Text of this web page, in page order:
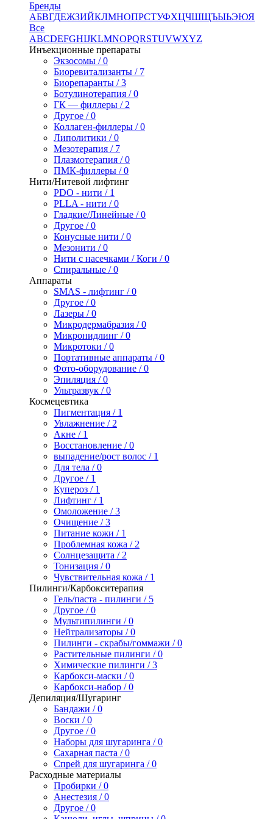
Бренды
АБВГДЕЖЗИЙКЛМНОПРСТУФХЦЧШЩЪЫЬЭЮЯ
Все
ABCDEFGHIJKLMNOPQRSTUVWXYZ
Инъекционные препараты
Экзосомы / 0
Биоревитализанты / 7
Биорепаранты / 3
Ботулинотерапия / 0
ГК — филлеры / 2
Другое / 0
Коллаген-филлеры / 0
Липолитики / 0
Мезотерапия / 7
Плазмотерапия / 0
ПМК-филлеры / 0
Нити/Нитевой лифтинг
PDO - нити / 1
PLLA - нити / 0
Гладкие/Линейные / 0
Другое / 0
Конусные нити / 0
Мезонити / 0
Нити с насечками / Коги / 0
Спиральные / 0
Аппараты
SMAS - лифтинг / 0
Другое / 0
Лазеры / 0
Микродермабразия / 0
Микронидлинг / 0
Микротоки / 0
Портативные аппараты / 0
Фото-оборудование / 0
Эпиляция / 0
Ультразвук / 0
Космецевтика
Пигментация / 1
Увлажнение / 2
Акне / 1
Восстановление / 0
выпадение/рост волос / 1
Для тела / 0
Другое / 1
Купероз / 1
Лифтинг / 1
Омоложение / 3
Очищение / 3
Питание кожи / 1
Проблемная кожа / 2
Солнцезащита / 2
Тонизация / 0
Чувствительная кожа / 1
Пилинги/Карбокситерапия
Гель/паста - пилинги / 5
Другое / 0
Мультипилинги / 0
Нейтрализаторы / 0
Пилинги - скрабы/гоммажи / 0
Растительные пилинги / 0
Химические пилинги / 3
Карбокси-маски / 0
Карбокси-набор / 0
Депиляция/Шугаринг
Бандажи / 0
Воски / 0
Другое / 0
Наборы для шугаринга / 0
Сахарная паста / 0
Спрей для шугаринга / 0
Расходные материалы
Пробирки / 0
Анестезия / 0
Другое / 0